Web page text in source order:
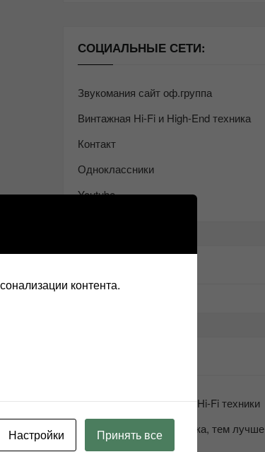
СОЦИАЛЬНЫЕ СЕТИ:
Звукомания сайт оф.группа
Винтажная Hi-Fi и High-End техника
Контакт
Одноклассники
Youtube
Возьмите друга в салон Hi-Fi техники
Чем дороже аудиотехника, тем лучше
звучит?
контента.
Настройки Принять все